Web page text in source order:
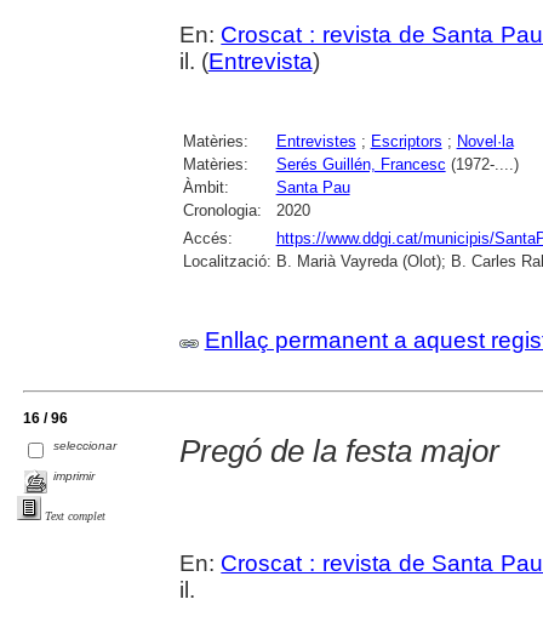
En: Croscat : revista de Santa Pau
il. (Entrevista)
Matèries: Entrevistes ; Escriptors ; Novel·la
Matèries:
Serés Guillén, Francesc (1972-....)
Àmbit:
Santa Pau
Cronologia:
2020
Accés:
https://www.ddgi.cat/municipis/
Localització: B. Marià Vayreda (Olot); B. Carles
Enllaç permanent a aquest
16 / 96
seleccionar
imprimir
Text complet
Pregó de la festa major
En: Croscat : revista de Santa Pau
il.